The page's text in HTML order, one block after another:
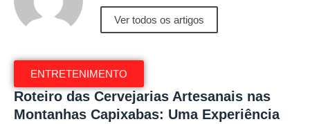
Ver todos os artigos
ENTRETENIMENTO
Roteiro das Cervejarias Artesanais nas
Montanhas Capixabas: Uma Experiência